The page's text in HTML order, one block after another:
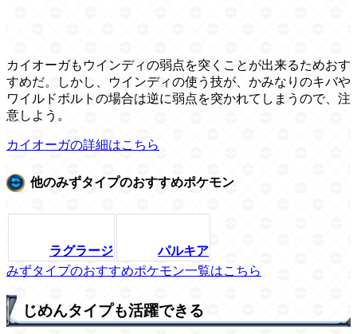
カイオーガもウインディの弱点を突くことが出来るためおす
すめだ。しかし、ウインディの使う技が、かみなりのキバや
ワイルドボルトの場合は逆に弱点を突かれてしまうので、注
意しよう。
カイオーガの詳細はこちら
他のみずタイプのおすすめポケモン
ラグラージ
パルキア
みずタイプのおすすめポケモン一覧はこちら
じめんタイプも活躍できる